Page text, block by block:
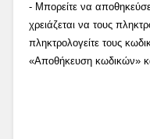
- Μπορείτε να
χρειάζεται να τους
πληκτρολογείτε τους
«Αποθήκευση κωδικών»